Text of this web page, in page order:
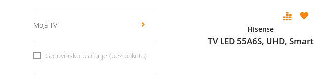
Moja TV
Gotovinsko plaćanje (bez paketa)
Hisense
TV LED 55A6S, UHD, Smart